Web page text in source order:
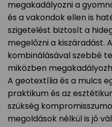
megakadályozni a
és a vakondok ellen is
szigetelést biztosít a
megelőzni a kiszáradást.
kombinálásával szebbé
miközben
A geotextília és a mulcs
praktikum és az
szükség
megoldások nélkül is jó